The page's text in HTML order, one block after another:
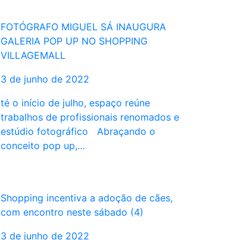
FOTÓGRAFO MIGUEL SÁ INAUGURA
GALERIA POP UP NO SHOPPING
VILLAGEMALL
3 de junho de 2022
té o início de julho, espaço reúne
trabalhos de profissionais renomados e
estúdio fotográfico Abraçando o
conceito pop up,…
Shopping incentiva a adoção de cães,
com encontro neste sábado (4)
3 de junho de 2022